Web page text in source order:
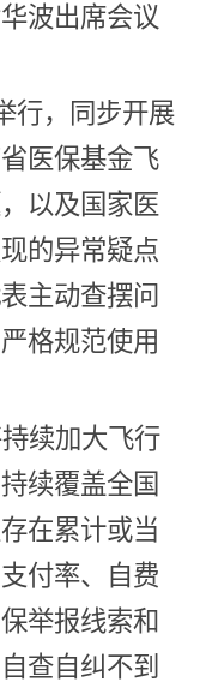
波出席会议
行，同步开展
医保基金飞
以及国家医
的异常疑点
主动查摆问
格规范使用
续加大飞行
续覆盖全国
在累计或当
付率、自费
举报线索和
查自纠不到